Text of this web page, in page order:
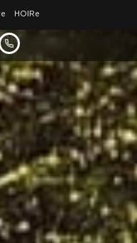
HOIRe
Telepon